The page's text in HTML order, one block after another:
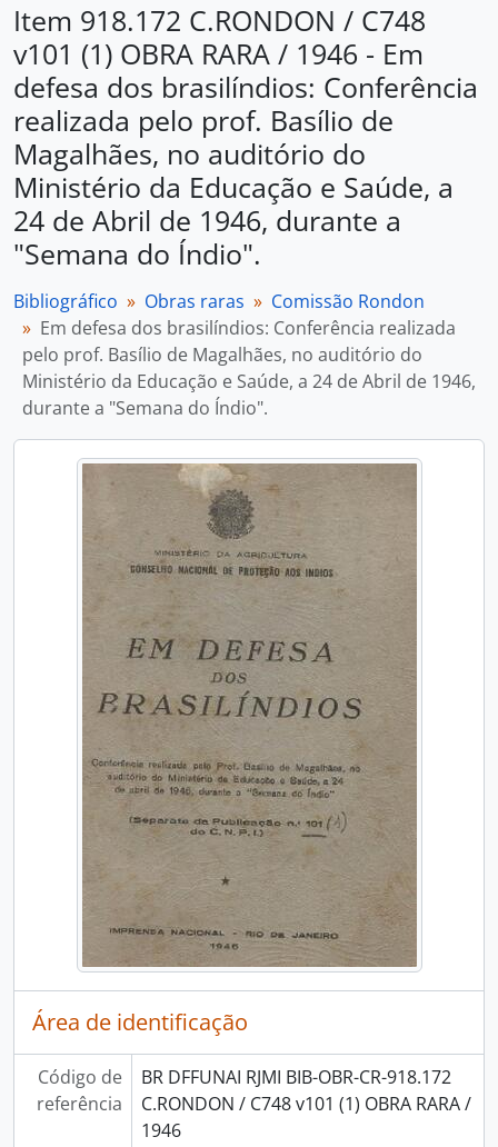
Item 918.172 C.RONDON / C748
v101 (1) OBRA RARA / 1946 - Em
defesa dos brasilíndios: Conferência
realizada pelo prof. Basílio de
Magalhães, no auditório do
Ministério da Educação e Saúde, a
24 de Abril de 1946, durante a
"Semana do Índio".
Bibliográfico Obras raras
Comissão Rondon
Em defesa dos brasilíndios: Conferência realizada
pelo prof. Basílio de Magalhães, no auditório do
Ministério da Educação e Saúde, a 24 de Abril de 1946,
durante a "Semana do Índio".
Área de identificação
Código de
referência
BR DFFUNAI RJMI BIB-OBR-CR-918.172
C.RONDON / C748 v101 (1) OBRA RARA /
1946